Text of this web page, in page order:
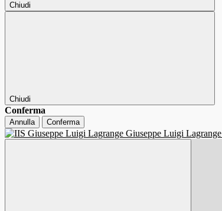
Chiudi
Chiudi
Conferma
Annulla Conferma
Giuseppe Luigi Lagrange